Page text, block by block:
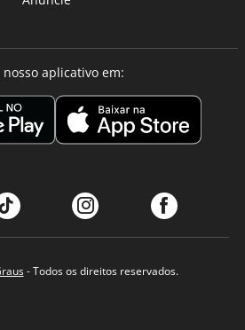
nosso aplicativo em:
- Todos os direitos reservados.